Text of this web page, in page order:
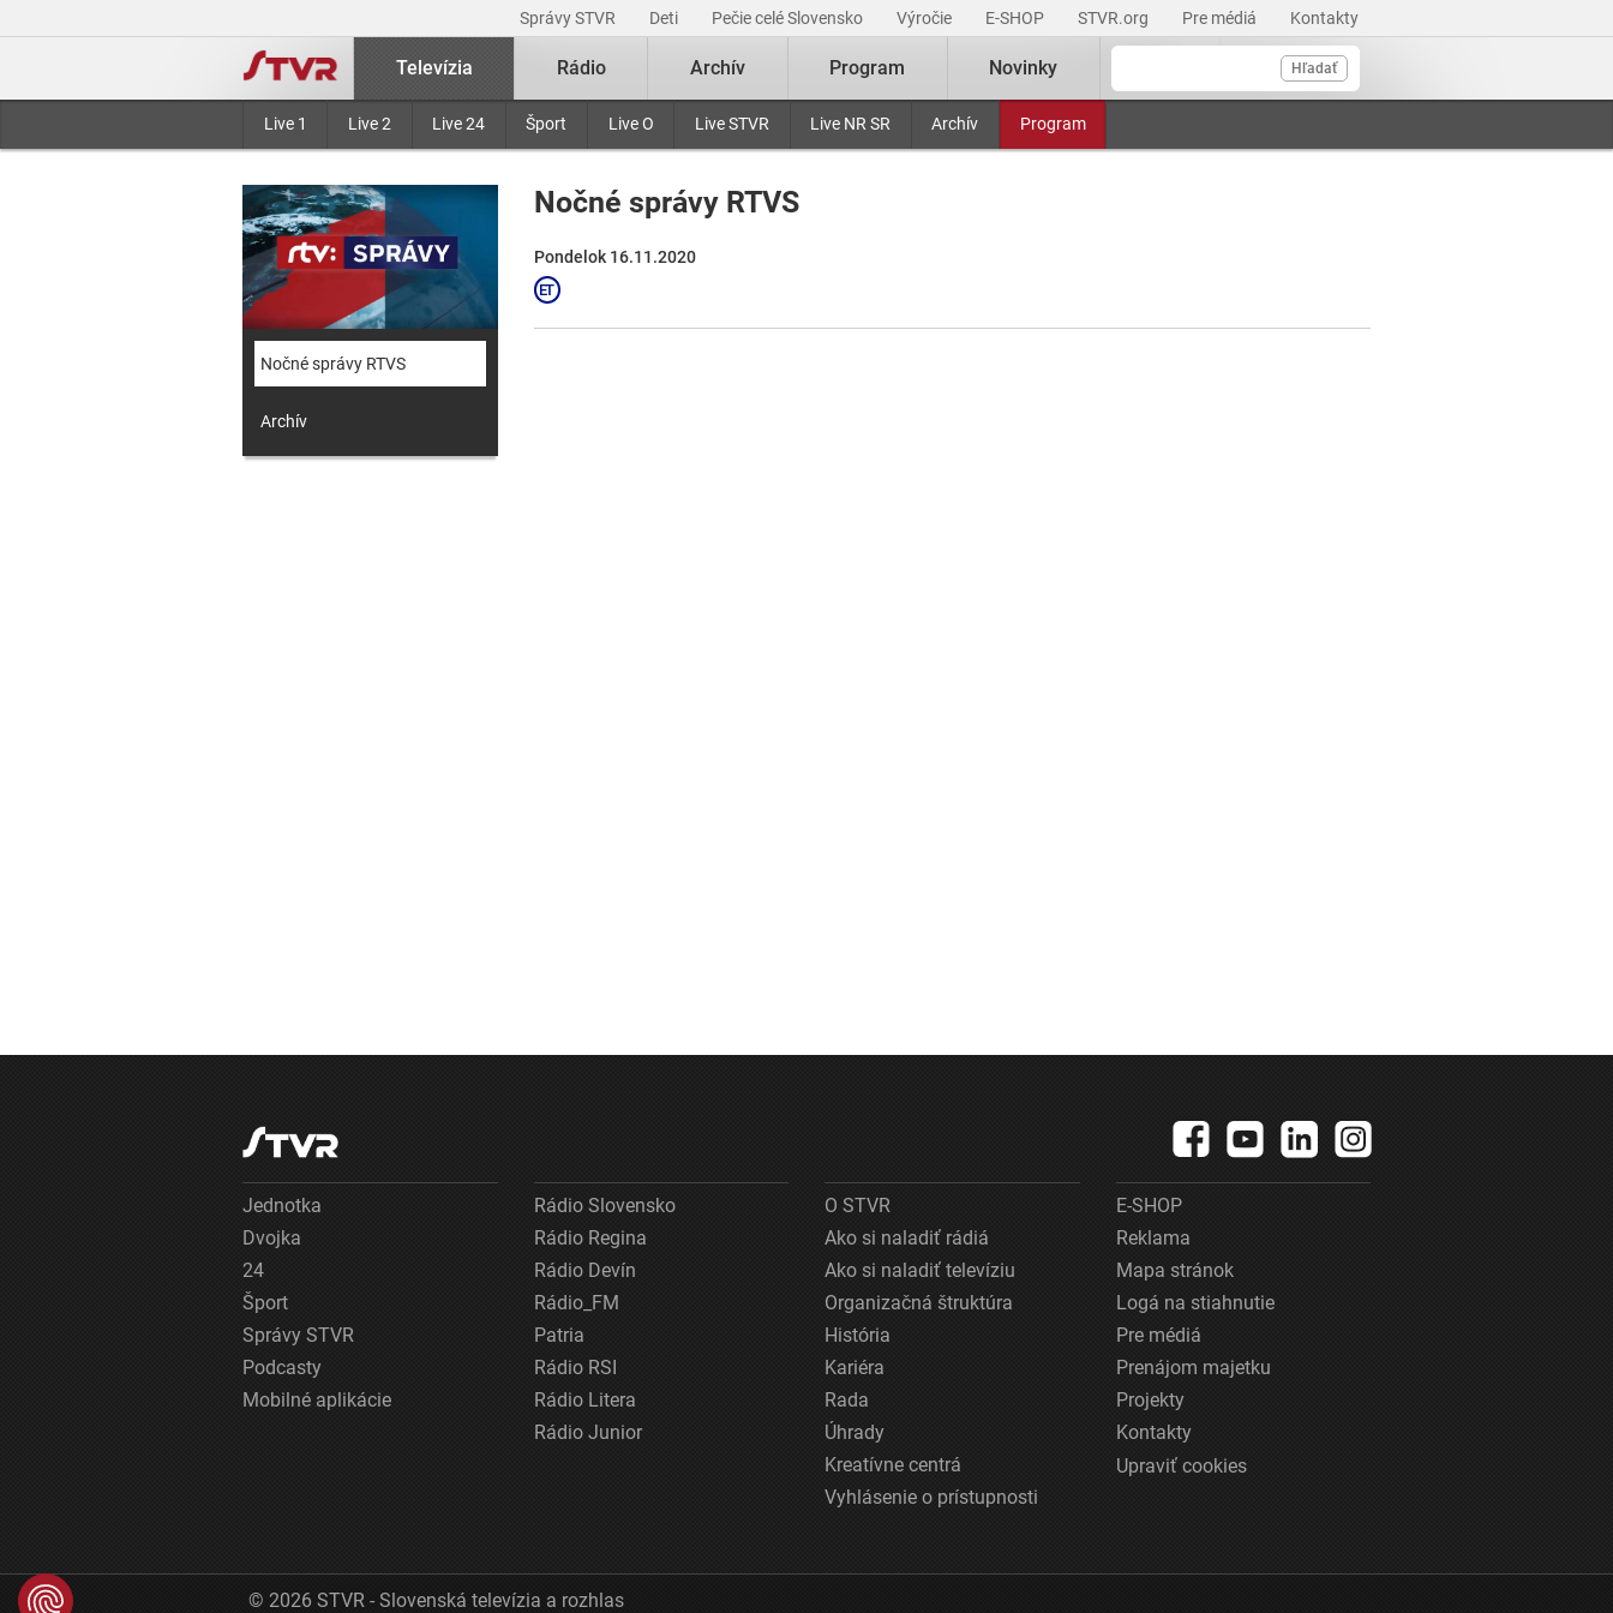
Správy STVR Deti Pečie celé Slovensko Výročie E-SHOP STVR.org Pre médiá Kontakty
Hľadať
Televízia
Live 1 Live 2 Live 24 Šport Live O Live STVR Live NR SR Archív Program
Rádio Archív Program Novinky
Nočné správy RTVS
Archív
Nočné správy RTVS
Pondelok 16.11.2020
Jednotka
Dvojka
24
Šport
Správy STVR
Podcasty
Mobilné aplikácie
Rádio Slovensko
Rádio Regina
Rádio Devín
Rádio_FM
Patria
Rádio RSI
Rádio Litera
Rádio Junior
O STVR
Ako si naladiť rádiá
Ako si naladiť televíziu
Organizačná štruktúra
História
Kariéra
Rada
Úhrady
Kreatívne centrá
Vyhlásenie o prístupnosti
E-SHOP
Reklama
Mapa stránok
Logá na stiahnutie
Pre médiá
Prenájom majetku
Projekty
Kontakty
Upraviť cookies
© 2026 STVR - Slovenská televízia a rozhlas